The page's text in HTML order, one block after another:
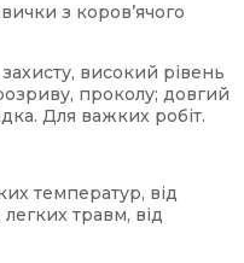
з коров’ячого
високий рівень
проколу; довгий
Для важких робіт.
температур, від
травм, від